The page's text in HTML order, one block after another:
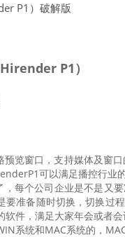
P1）破解版
P1）
览窗口，支持媒体及窗口
可以满足播控行业
每个公司企业是不是又要
要准备随时切换，切换过
件，满足大家年会或者会
统和MAC系统的，MAC